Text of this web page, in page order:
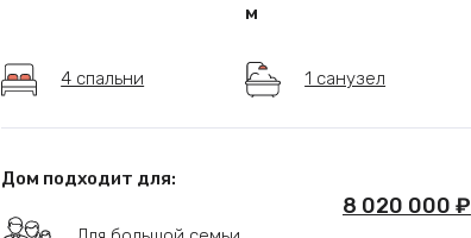
м
4 спальни 1 санузел
Дом подходит для:
8 020 000 ₽